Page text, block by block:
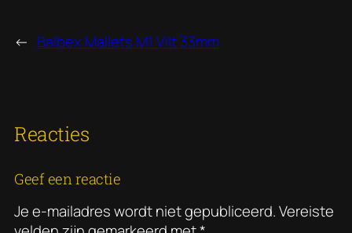
← Balbex Mallets M1 Vilt 33mm
Reacties
Geef een reactie
Je e-mailadres wordt niet gepubliceerd.Vereiste